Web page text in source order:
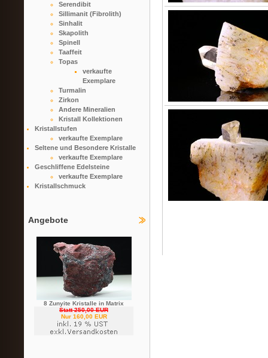
Serendibit
Sillimanit (Fibrolith)
Sinhalit
Skapolith
Spinell
Taaffeit
Topas
verkaufte
Exemplare
Turmalin
Zirkon
Andere Mineralien
Kristall Kollektionen
Kristallstufen
verkaufte Exemplare
Seltene und Besondere Kristalle
verkaufte Exemplare
Geschliffene Edelsteine
verkaufte Exemplare
Kristallschmuck
Angebote
8 Zunyite Kristalle in Matrix
Statt 250,00 EUR
Nur 160,00 EUR